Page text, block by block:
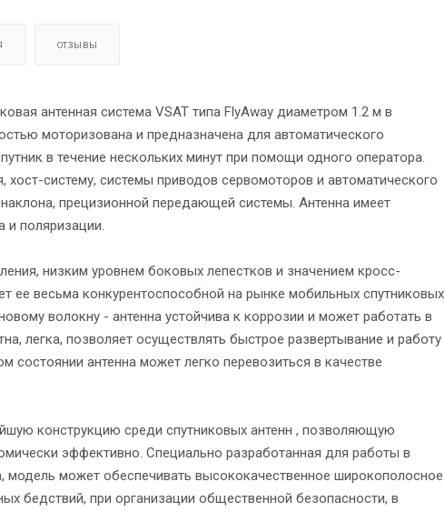
ОТЗЫВЫ
антенная система VSAT типа FlyAway диаметром 1.2 м в
моторизована и предназначена для автоматического
в течение нескольких минут при помощи одного оператора.
хост-систему, системы приводов сервомоторов и автоматического
прецизионной передающей системы. Антенна имеет
и поляризации.
низким уровнем боковых лепестков и значением кросс-
ее весьма конкурентоспособной на рынке мобильных спутниковых
волокну - антенна устойчива к коррозии и может работать в
легка, позволяет осуществлять быстрое развертывание и работу
антенна может легко перевозиться в качестве
конструкцию среди спутниковых антенн , позволяющую
эффективно. Специально разработанная для работы в
модель может обеспечивать высококачественное широкополосное
бедствий, при организации общественной безопасности, в